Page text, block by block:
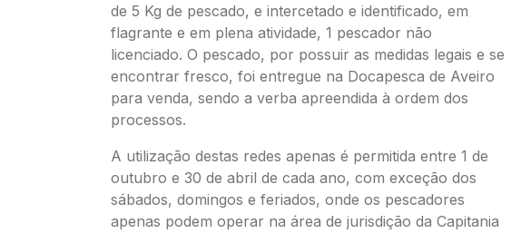
de 5 Kg de pescado, e intercetado e identificado, em
flagrante e em plena atividade, 1 pescador não
licenciado. O pescado, por possuir as medidas legais e se
encontrar fresco, foi entregue na Docapesca de Aveiro
para venda, sendo a verba apreendida à ordem dos
processos.
A utilização destas redes apenas é permitida entre 1 de
outubro e 30 de abril de cada ano, com exceção dos
sábados, domingos e feriados, onde os pescadores
apenas podem operar na área de jurisdição da Capitania